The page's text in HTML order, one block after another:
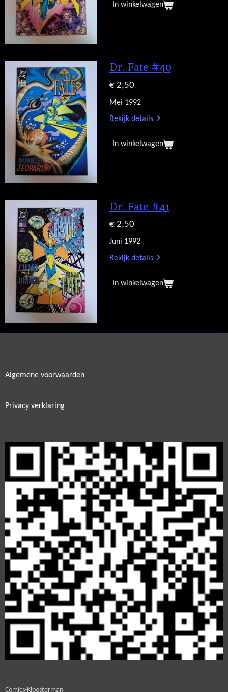
In winkelwagen
Dr. Fate #40
€ 2,50
Mei 1992
Bekijk details
In winkelwagen
Dr. Fate #41
€ 2,50
Juni 1992
Bekijk details
In winkelwagen
Algemene voorwaarden
Privacy verklaring
Comics-Kloosterman